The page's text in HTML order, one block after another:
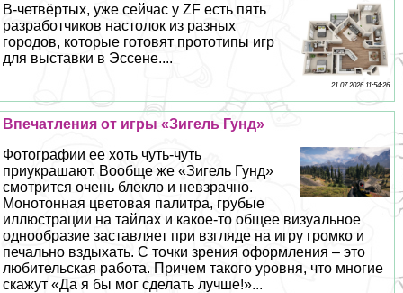
В-четвёртых, уже сейчас у ZF есть пять
разработчиков настолок из разных
городов, которые готовят прототипы игр
для выставки в Эссене....
21 07 2026 11:54:26
Впечатления от игры «Зигель Гунд»
Фотографии ее хоть чуть-чуть
приукрашают. Вообще же «Зигель Гунд»
смотрится очень блекло и невзрачно.
Монотонная цветовая палитра, грубые
иллюстрации на тайлах и какое-то общее визуальное
однообразие заставляет при взгляде на игру громко и
печально вздыхать. С точки зрения оформления – это
любительская работа. Причем такого уровня, что многие
скажут «Да я бы мог сделать лучше!»...